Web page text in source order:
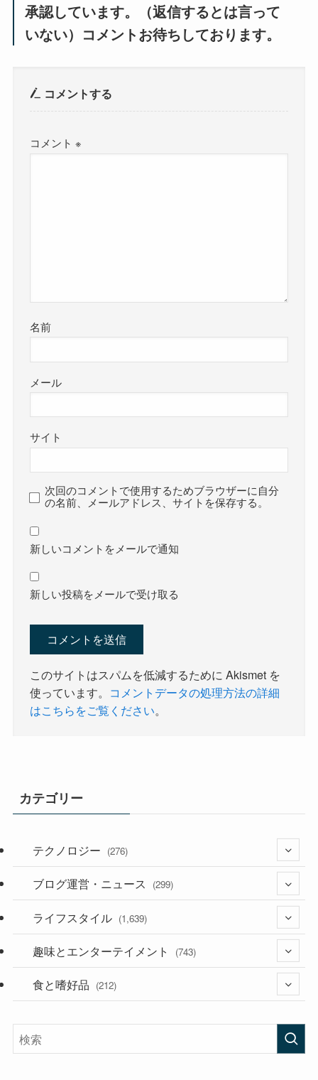
承認しています。（返信するとは言って
いない）コメントお待ちしております。
コメントする
コメント※
名前
メール
サイト
次回のコメントで使用するためブラウザーに自分
の名前、メールアドレス、サイトを保存する。
新しいコメントをメールで通知
新しい投稿をメールで受け取る
このサイトはスパムを低減するために Akismet を
使っています。 コメントデータの処理方法の詳細
はこちらをご覧ください。
カテゴリー
テクノロジー (276)
(36)
(187)
ブログ運営・ニュース (299)
(118)
(181)
ライフスタイル (1,639)
(394)
(282)
趣味とエンターテイメント (743)
(56)
食と嗜好品 (212)